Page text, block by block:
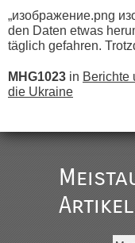
„изображение.png
den Daten etwas
täglich gefahren.
MHG1023 in Berichte
die Ukraine
Ist korrekt, aber ich
darauf hinweisen
War aber nicht "böse"
buchbar - warum auch
Artikel